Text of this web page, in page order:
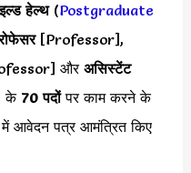
हेल्थ(Postgraduate
[Professor],
और असिस्टेंट
के 70 पदोंपर काम करने के
में आवेदन पत्र आमंत्रित किए